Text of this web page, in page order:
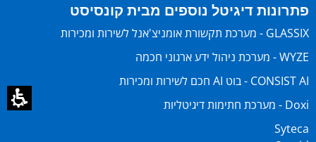
פתרונות דיגיטל נוספים מבית קונסיסט
GLASSIX - מערכת תקשורת אומניצ'אנל לשירות ומכירות
WYZE - מערכת ניהול ידע ארגוני חכמה
CONSIST AI - בוט AI חכם לשירות ומכירות
Doxi - מערכת חתימות דיגיטליות
Syteca